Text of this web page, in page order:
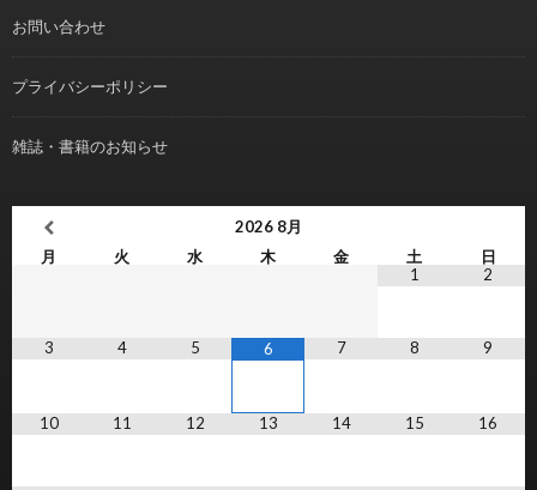
お問い合わせ
プライバシーポリシー
雑誌・書籍のお知らせ
2026 8月
月
火 水 木 金 土
日
1
2
3 4 5 6 7 8 9
10 11 12 13 14 15 16